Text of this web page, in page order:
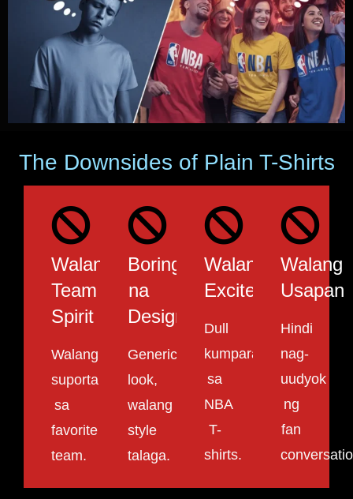
The Downsides of Plain T-Shirts
Walang
Team
Spirit
Walang
suporta
sa
favorite
team.
Boring
na
Design
Generic
look,
walang
style
talaga.
Walang
Excitement
Dull
kumpara
sa
NBA
T-
shirts.
Walang
Usapan
Hindi
nag-
uudyok
ng
fan